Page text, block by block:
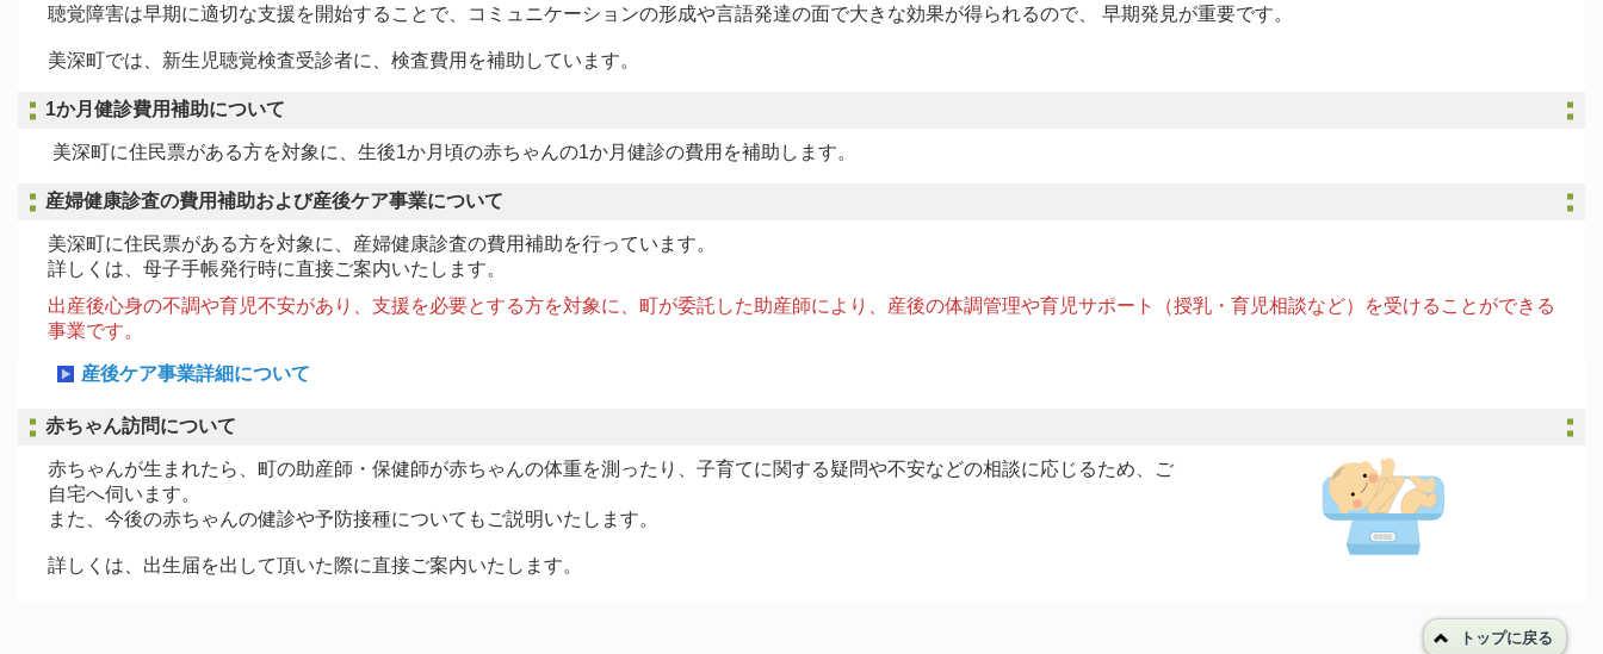
聴覚障害は早期に適切な支援を開始することで、コミュニケーションの形成や言語発達の面で大きな効果が得られるので、 早期発見が重要です。
美深町では、新生児聴覚検査受診者に、検査費用を補助しています。
1か月健診費用補助について
美深町に住民票がある方を対象に、生後1か月頃の赤ちゃんの1か月健診の費用を補助します。
産婦健康診査の費用補助および産後ケア事業について
美深町に住民票がある方を対象に、産婦健康診査の費用補助を行っています。
詳しくは、母子手帳発行時に直接ご案内いたします。
出産後心身の不調や育児不安があり、支援を必要とする方を対象に、町が委託した助産師により、産後の体調管理や育児サポート（授乳・育児相談など）を受けることができる
事業です。
産後ケア事業詳細について
赤ちゃん訪問について
赤ちゃんが生まれたら、町の助産師・保健師が赤ちゃんの体重を測ったり、子育てに関する疑問や不安などの相談に応じるため、ご
自宅へ伺います。
また、今後の赤ちゃんの健診や予防接種についてもご説明いたします。
詳しくは、出生届を出して頂いた際に直接ご案内いたします。
トップに戻る